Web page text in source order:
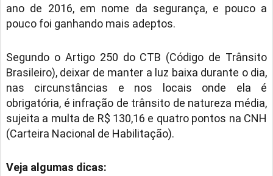
ano de 2016, em nome da segurança, e pouco a
pouco foi ganhando mais adeptos.
Segundo o Artigo 250 do CTB (Código de Trânsito
Brasileiro), deixar de manter a luz baixa durante o dia,
nas circunstâncias e nos locais onde ela é
obrigatória, é infração de trânsito de natureza média,
sujeita a multa de R$ 130,16 e quatro pontos na CNH
(Carteira Nacional de Habilitação).
Veja algumas dicas: